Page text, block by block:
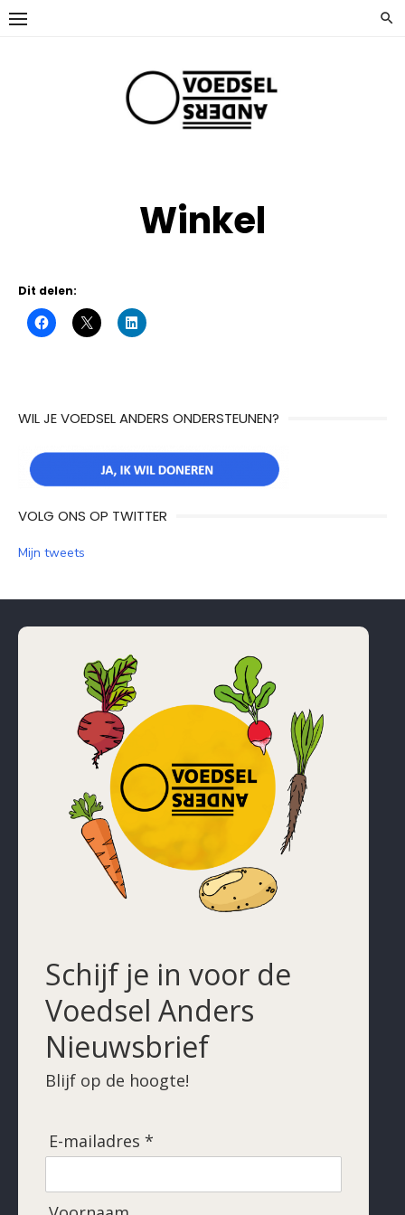
Ga
naar
Winkel
Dit delen:
WIL JE VOEDSEL ANDERS ONDERSTEUNEN?
VOLG ONS OP TWITTER
Mijn tweets
Schijf je in voor de
Voedsel Anders
Nieuwsbrief
Blijf op de hoogte!
E-mailadres *